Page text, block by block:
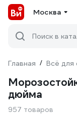
Москва
Поиск в
Главная / Всё для
дюйма
957 товаров